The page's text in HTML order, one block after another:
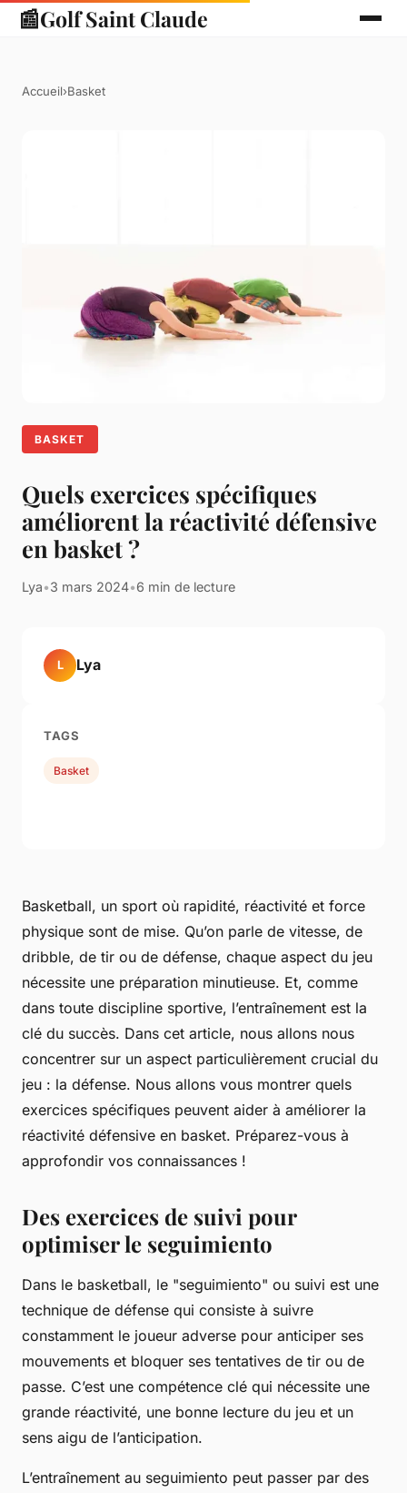
📰Golf Saint Claude
Accueil›Basket
BASKET
Quels exercices spécifiques
améliorent la réactivité défensive
en basket ?
Lya•3 mars 2024•6 min de lecture
Basketball, un sport où rapidité, réactivité et force
physique sont de mise. Qu’on parle de vitesse, de
dribble, de tir ou de défense, chaque aspect du jeu
nécessite une préparation minutieuse. Et, comme
dans toute discipline sportive, l’entraînement est la
clé du succès. Dans cet article, nous allons nous
concentrer sur un aspect particulièrement crucial du
jeu : la défense. Nous allons vous montrer quels
exercices spécifiques peuvent aider à améliorer la
réactivité défensive en basket. Préparez-vous à
approfondir vos connaissances !
Des exercices de suivi pour
optimiser le seguimiento
Dans le basketball, le "seguimiento" ou suivi est une
technique de défense qui consiste à suivre
constamment le joueur adverse pour anticiper ses
mouvements et bloquer ses tentatives de tir ou de
passe. C’est une compétence clé qui nécessite une
grande réactivité, une bonne lecture du jeu et un
sens aigu de l’anticipation.
L’entraînement au seguimiento peut passer par des
L Lya
TAGS
Basket